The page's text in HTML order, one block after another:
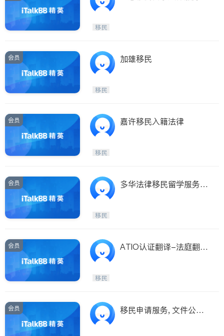
移民
会员 加雄移民
移民
会员 嘉许移民入籍法律
移民
会员
多华法律移民留学服务中
移民
会员
ATIO认证翻译-法庭翻
移民
会员
移民申请服务, 文件公